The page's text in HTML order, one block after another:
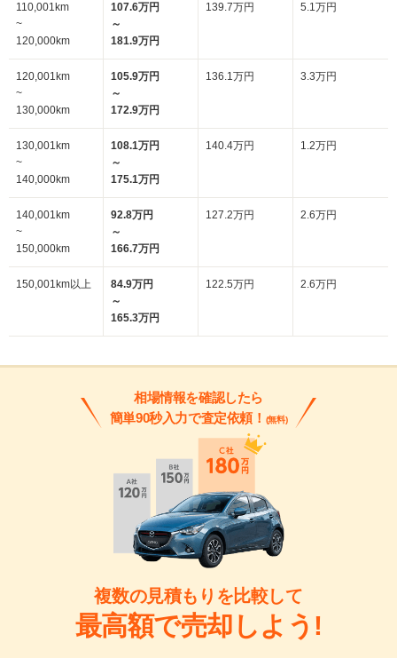
110,001km
~
120,000km
107.6万円
～
181.9万円
139.7万円 5.1万円
120,001km
~
130,000km
105.9万円
～
172.9万円
136.1万円 3.3万円
130,001km
~
140,000km
108.1万円
～
175.1万円
140.4万円 1.2万円
140,001km
~
150,000km
92.8万円
～
166.7万円
127.2万円 2.6万円
150,001km以上
84.9万円
～
165.3万円
122.5万円 2.6万円
相場情報を確認したら
簡単90秒入力で査定依頼！ (無料)
複数の見積もりを比較して
最高額で売却しよう!